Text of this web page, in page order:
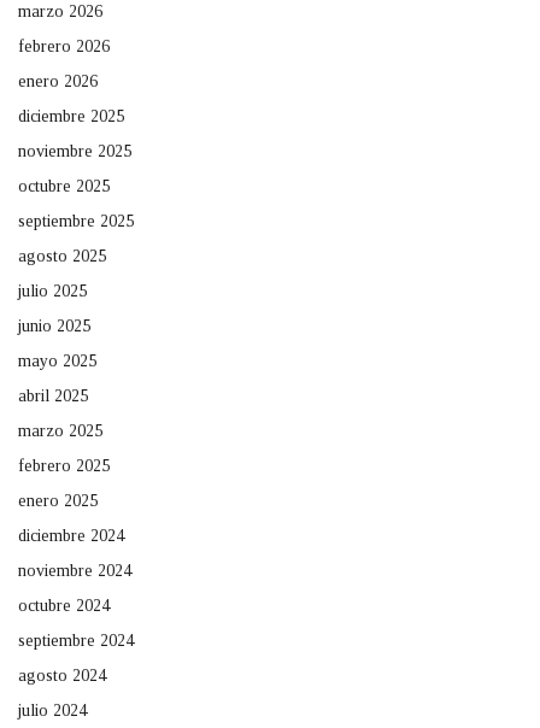
marzo 2026
febrero 2026
enero 2026
diciembre 2025
noviembre 2025
octubre 2025
septiembre 2025
agosto 2025
julio 2025
junio 2025
mayo 2025
abril 2025
marzo 2025
febrero 2025
enero 2025
diciembre 2024
noviembre 2024
octubre 2024
septiembre 2024
agosto 2024
julio 2024